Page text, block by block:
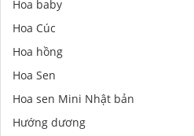
Hoa baby
Hoa Cúc
Hoa hồng
Hoa Sen
Hoa sen Mini Nhật bản
Hướng dương